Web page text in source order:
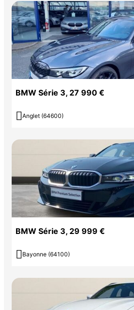
BMW Série 3, 27 990 €
 Anglet (64600)
BMW Série 3, 29 999 €
 Bayonne (64100)